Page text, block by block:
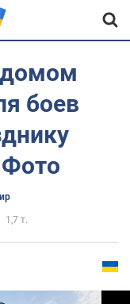
боев
Фото
1,7 т.